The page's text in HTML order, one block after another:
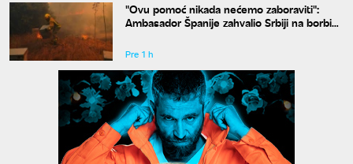
"Ovu pomoć nikada nećemo zaboraviti":
Ambasador Španije zahvalio Srbiji na borbi
Pre 1 h